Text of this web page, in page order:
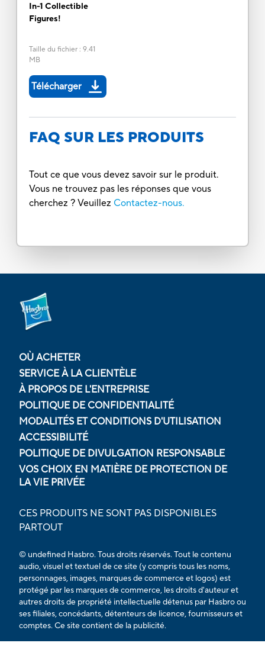
In-1 Collectible
Figures!
Taille du fichier: 9.41
MB
Télécharger
FAQ SUR LES PRODUITS
Tout ce que vous devez savoir sur le produit.
Vous ne trouvez pas les réponses que vous
cherchez ? Veuillez Contactez-nous.
OÙ ACHETER
SERVICE À LA CLIENTÈLE
À PROPOS DE L'ENTREPRISE
POLITIQUE DE CONFIDENTIALITÉ
MODALITÉS ET CONDITIONS D'UTILISATION
ACCESSIBILITÉ
POLITIQUE DE DIVULGATION RESPONSABLE
VOS CHOIX EN MATIÈRE DE PROTECTION DE
LA VIE PRIVÉE
CES PRODUITS NE SONT PAS DISPONIBLES
PARTOUT
© undefined Hasbro. Tous droits réservés. Tout le contenu
audio, visuel et textuel de ce site (y compris tous les noms,
personnages, images, marques de commerce et logos) est
protégé par les marques de commerce, les droits d'auteur et
autres droits de propriété intellectuelle détenus par Hasbro ou
ses filiales, concédants, détenteurs de licence, fournisseurs et
comptes. Ce site contient de la publicité.